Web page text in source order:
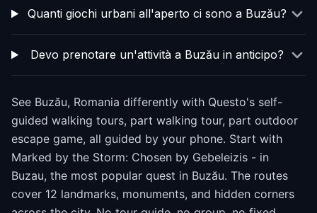
Quanti giochi urbani all'aperto ci sono a Buzău?
Devo prenotare un'attività a Buzău in anticipo?
See Buzău, Romania differently with Questo's self-
guided walking tours, part walking tour, part outdoor
escape game, all guided by your phone. Start with
Marked by the Storm: Chosen by Gebeleizis - in
Buzau, the most popular quest in Buzău. The routes
cover 12 landmarks, monuments, and hidden corners